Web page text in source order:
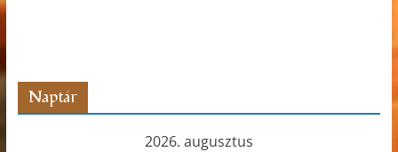
Naptár
2026. augusztus